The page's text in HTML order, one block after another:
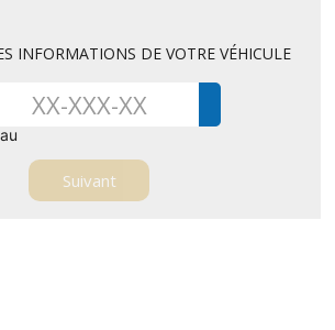
INFORMATIONS DE VOTRE VÉHICULE